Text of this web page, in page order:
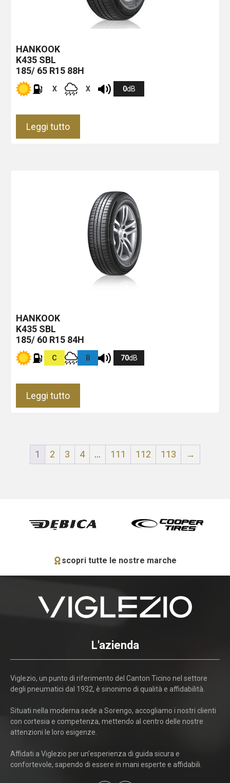
HANKOOK
K435 SBL
185/ 65 R15 88H
X X 0dB
Leggi tutto
HANKOOK
K435 SBL
185/ 60 R15 84H
C B 70dB
Leggi tutto
1 2 3 4 … 111 112 113 →
scopri tutte le nostre marche
L'azienda
Viglezio, un punto di riferimento del Canton Ticino nel settore
degli pneumatici dal 1932, è sinonimo di qualità e affidabilità.
Situati nella moderna sede a Sorengo, accogliamo i nostri clienti
con cortesia e competenza, mettendo al centro delle nostre
attenzioni le loro esigenze.
Affidati a Viglezio per un'esperienza di guida sicura e
confortevole, sapendo di essere in mani esperte e affidabili.